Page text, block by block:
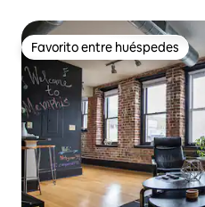
Favorito entre huéspedes
Favorito entre huéspedes